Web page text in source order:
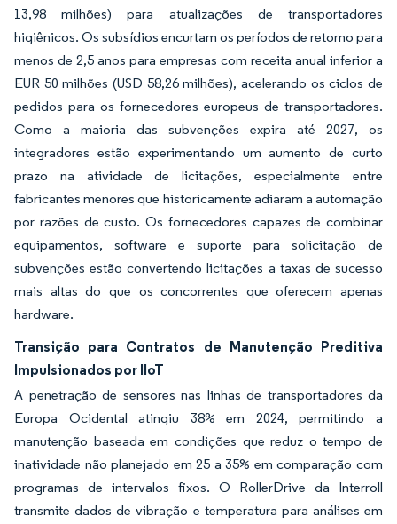
13,98 milhões) para atualizações de transportadores
higiênicos. Os subsídios encurtam os períodos de retorno para
menos de 2,5 anos para empresas com receita anual inferior a
EUR 50 milhões (USD 58,26 milhões), acelerando os ciclos de
pedidos para os fornecedores europeus de transportadores.
Como a maioria das subvenções expira até 2027, os
integradores estão experimentando um aumento de curto
prazo na atividade de licitações, especialmente entre
fabricantes menores que historicamente adiaram a automação
por razões de custo. Os fornecedores capazes de combinar
equipamentos, software e suporte para solicitação de
subvenções estão convertendo licitações a taxas de sucesso
mais altas do que os concorrentes que oferecem apenas
hardware.
Transição para Contratos de Manutenção Preditiva
Impulsionados por IIoT
A penetração de sensores nas linhas de transportadores da
Europa Ocidental atingiu 38% em 2024, permitindo a
manutenção baseada em condições que reduz o tempo de
inatividade não planejado em 25 a 35% em comparação com
programas de intervalos fixos. O RollerDrive da Interroll
transmite dados de vibração e temperatura para análises em